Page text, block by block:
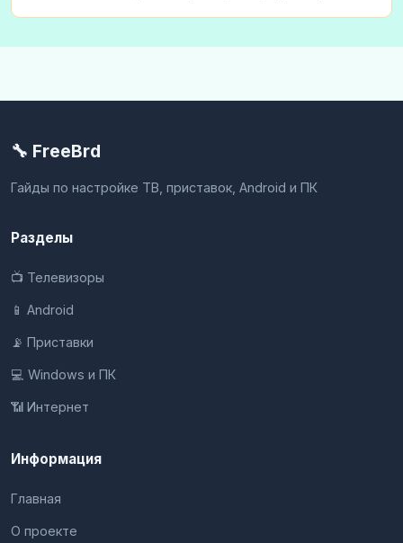
🔧 FreeBrd
Гайды по настройке ТВ, приставок, Android и ПК
Разделы
📺 Телевизоры
📱 Android
📡 Приставки
💻 Windows и ПК
📶 Интернет
Информация
Главная
О проекте